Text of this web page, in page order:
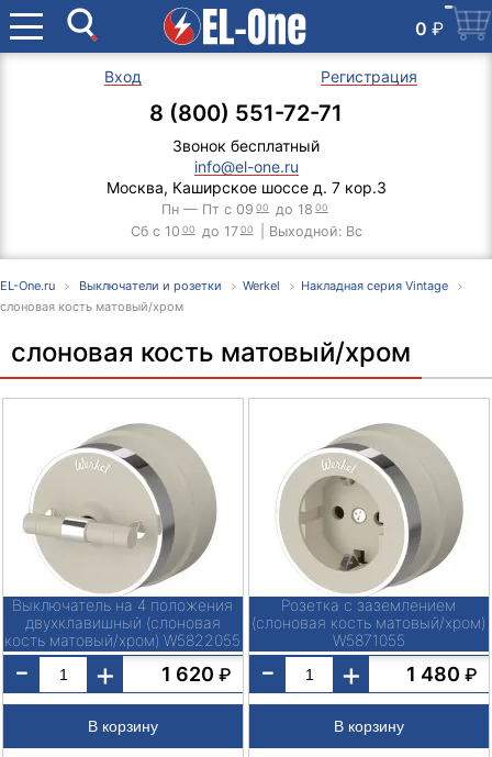
0 ₽
Вход Регистрация
8 (800) 551-72-71
Звонок бесплатный
info@el-one.ru
Москва, Каширское шоссе д. 7 кор.3
Пн — Пт с 09 00 до 18 00
Сб с 10 00 до 17 00 | Выходной: Вс
EL-One.ru Выключатели и розетки Werkel
Накладная серия Vintage
слоновая кость матовый/хром
слоновая кость матовый/хром
Выключатель на 4 положения
двухклавишный (слоновая
кость матовый/хром) W5822055
- + 1 620 ₽
Розетка с заземлением
(слоновая кость матовый/хром)
W5871055
- + 1 480 ₽